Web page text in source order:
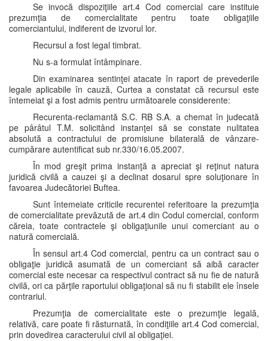
Se invocă dispoziţiile art.4 Cod comercial care instituie
prezumţia de comercialitate pentru toate obligaţiile
comerciantului, indiferent de izvorul lor.
Recursul a fost legal timbrat.
Nu s-a formulat întâmpinare.
Din examinarea sentinţei atacate în raport de prevederile
legale aplicabile în cauză, Curtea a constatat că recursul este
întemeiat şi a fost admis pentru următoarele considerente:
Recurenta-reclamantă S.C. RB S.A. a chemat în judecată
pe pârâtul T.M. solicitând instanţei să se constate nulitatea
absolută a contractului de promisiune bilaterală de vânzare-
cumpărare autentificat sub nr.330/16.05.2007.
În mod greşit prima instanţă a apreciat şi reţinut natura
juridică civilă a cauzei şi a declinat dosarul spre soluţionare în
favoarea Judecătoriei Buftea.
Sunt întemeiate criticile recurentei referitoare la prezumţia
de comercialitate prevăzută de art.4 din Codul comercial, conform
căreia, toate contractele şi obligaţiunile unui comerciant au o
natură comercială.
În sensul art.4 Cod comercial, pentru ca un contract sau o
obligaţie juridică asumată de un comerciant să aibă caracter
comercial este necesar ca respectivul contract să nu fie de natură
civilă, ori ca părţile raportului obligaţional să nu fi stabilit ele însele
contrariul.
Prezumţia de comercialitate este o prezumţie legală,
relativă, care poate fi răsturnată, în condiţiile art.4 Cod comercial,
prin dovedirea caracterului civil al obligaţiei.